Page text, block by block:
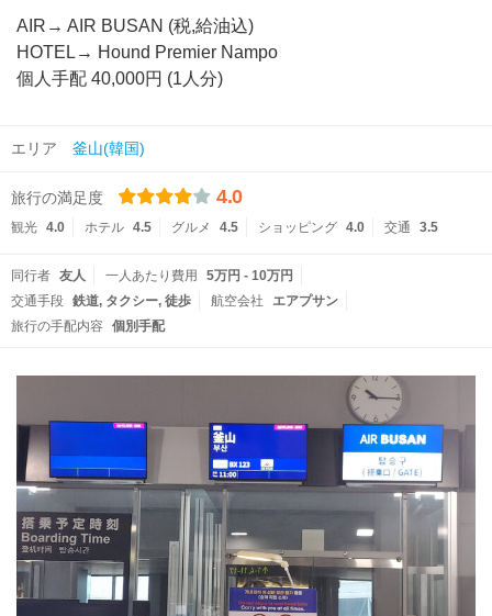
AIR→ AIR BUSAN (税,給油込)
HOTEL→ Hound Premier Nampo
個人手配 40,000円 (1人分)
エリア 釜山(韓国)
旅行の満足度 4.0
観光 4.0 ホテル 4.5 グルメ 4.5 ショッピング 4.0 交通 3.5
同行者 友人 一人あたり費用
5万円 - 10万円
交通手段 鉄道 タクシー 徒歩 航空会社
エアプサン
旅行の手配内容
個別手配